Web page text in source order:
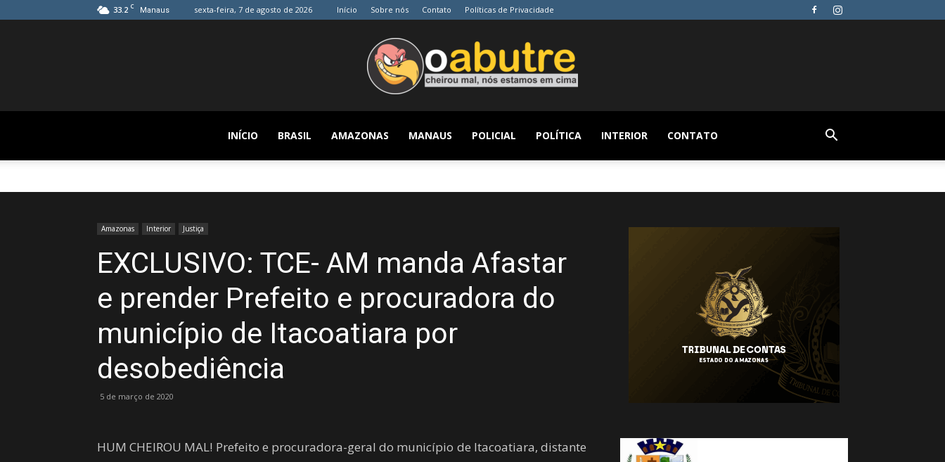
33.2 C Manaus sexta-feira, 7 de agosto de 2026 Início Sobre nós Contato Políticas de Privacidade
O
INÍCIO BRASIL AMAZONAS MANAUS POLICIAL POLÍTICA INTERIOR CONTATO
Amazonas Interior Justiça
EXCLUSIVO: TCE- AM manda Afastar
e prender Prefeito e procuradora do
município de Itacoatiara por
desobediência
5 de março de 2020
HUM CHEIROU MAL! Prefeito e procuradora-geral do município de Itacoatiara, distante